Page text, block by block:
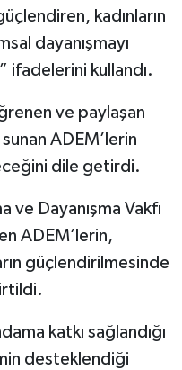
kadınların
dayanışmayı
ifadelerini kullandı.
ve paylaşan
ADEM’lerin
dile getirdi.
ve Dayanışma Vakfı
ADEM’lerin,
güçlendirilmesinde
katkı sağlandığı
desteklendiği